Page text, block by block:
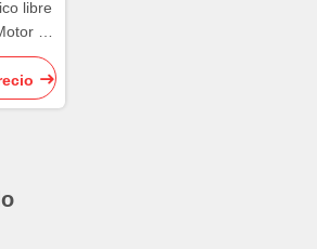
libre
de